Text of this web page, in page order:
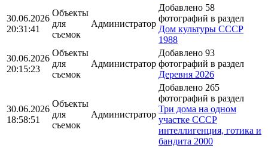
30.06.2026
20:31:41
Объекты
для
съемок
Администратор
Добавлено 58
фотографий в раздел
Дом культуры СССР
1988
30.06.2026
20:15:23
Объекты
для
съемок
Администратор
Добавлено 93
фотографий в раздел
Деревня 2026
30.06.2026
18:58:51
Объекты
для
съемок
Администратор
Добавлено 265
фотографий в раздел
Три дома на одном
участке СССР
интеллигенция, готика и
бандита 2000